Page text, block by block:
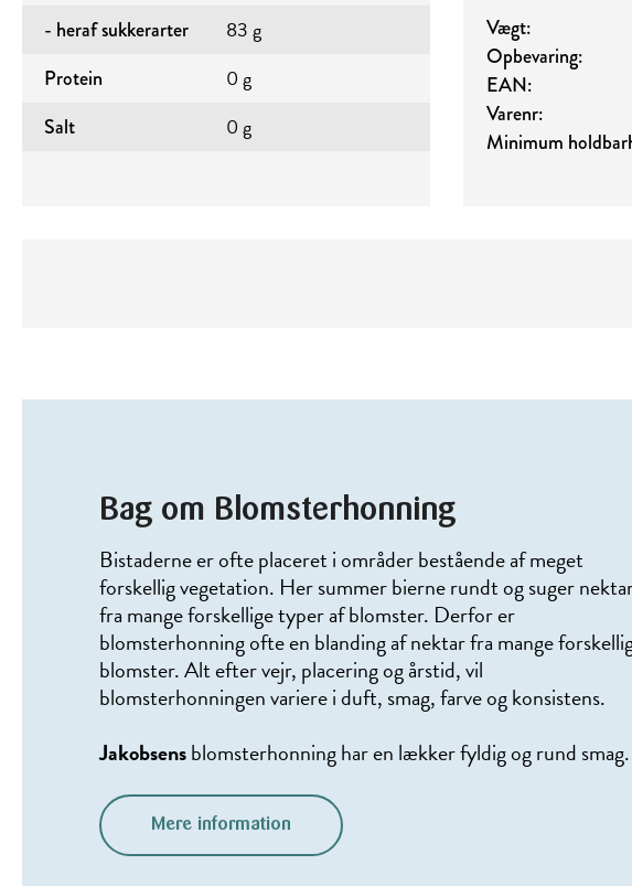
- heraf sukkerarter 83 g
Protein 0 g
Salt 0 g
Vægt:
Opbevaring:
EAN:
Varenr:
Minimum
Bag om Blomsterhonning
Bistaderne er ofte placeret i områder bestående af meget
forskellig vegetation. Her summer bierne rundt og suger
fra mange forskellige typer af blomster. Derfor er
blomsterhonning ofte en blanding af nektar fra mange
blomster. Alt efter vejr, placering og årstid, vil
blomsterhonningen variere i duft, smag, farve og konsistens.
Jakobsensblomsterhonning har en lækker fyldig og rund smag.
Mere information